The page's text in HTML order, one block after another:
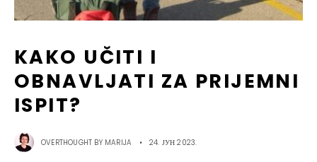
KAKO UČITI I
OBNAVLJATI ZA PRIJEMNI
ISPIT?
OVERTHOUGHT BY MARIJA • 24. ЈУН 2023.